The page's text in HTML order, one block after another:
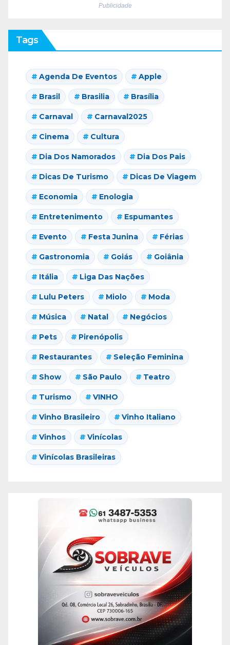
Publicidade
Tags
Agenda De Eventos Apple
Brasil Brasilia Brasília
Carnaval Carnaval2025
Cinema Cultura
Dia Dos Namorados Dia Dos Pais
Dicas De Turismo Dicas De Viagem
Economia Enologia
Entretenimento Espumantes
Evento Festa Junina Férias
Gastronomia Goiás Goiânia
Itália Liga Das Nações
Lulu Peters Miolo Moda
Música Natal Negócios
Pets Pirenópolis
Restaurantes Seleção Feminina
Show São Paulo Teatro
Turismo VINHO
Vinho Brasileiro Vinho Italiano
Vinhos Vinícolas
Vinícolas Brasileiras